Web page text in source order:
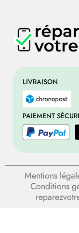
LIVRAISON
PAIEMENT
Mentions
Conditions